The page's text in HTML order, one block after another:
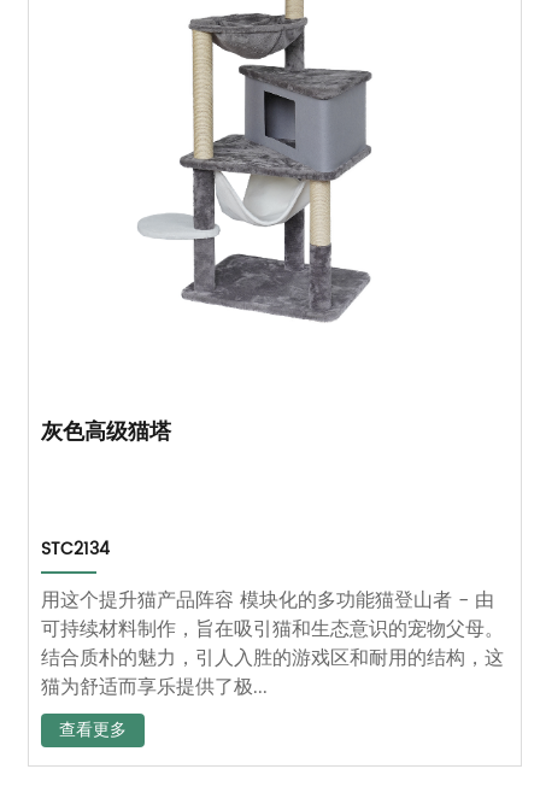
灰色高级猫塔
STC2134
用这个提升猫产品阵容 模块化的多功能猫登山者 - 由
可持续材料制作，旨在吸引猫和生态意识的宠物父母。
结合质朴的魅力，引人入胜的游戏区和耐用的结构，这
猫为舒适而享乐提供了极...
查看更多